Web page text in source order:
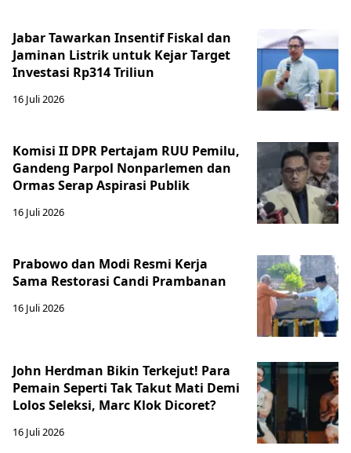
Jabar Tawarkan Insentif Fiskal dan
Jaminan Listrik untuk Kejar Target
Investasi Rp314 Triliun
16 Juli 2026
Komisi II DPR Pertajam RUU Pemilu,
Gandeng Parpol Nonparlemen dan
Ormas Serap Aspirasi Publik
16 Juli 2026
Prabowo dan Modi Resmi Kerja
Sama Restorasi Candi Prambanan
16 Juli 2026
John Herdman Bikin Terkejut! Para
Pemain Seperti Tak Takut Mati Demi
Lolos Seleksi, Marc Klok Dicoret?
16 Juli 2026